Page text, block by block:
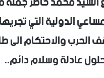
الدولية التي
الحرب والاحتكام
عادلة وسلام دائم..